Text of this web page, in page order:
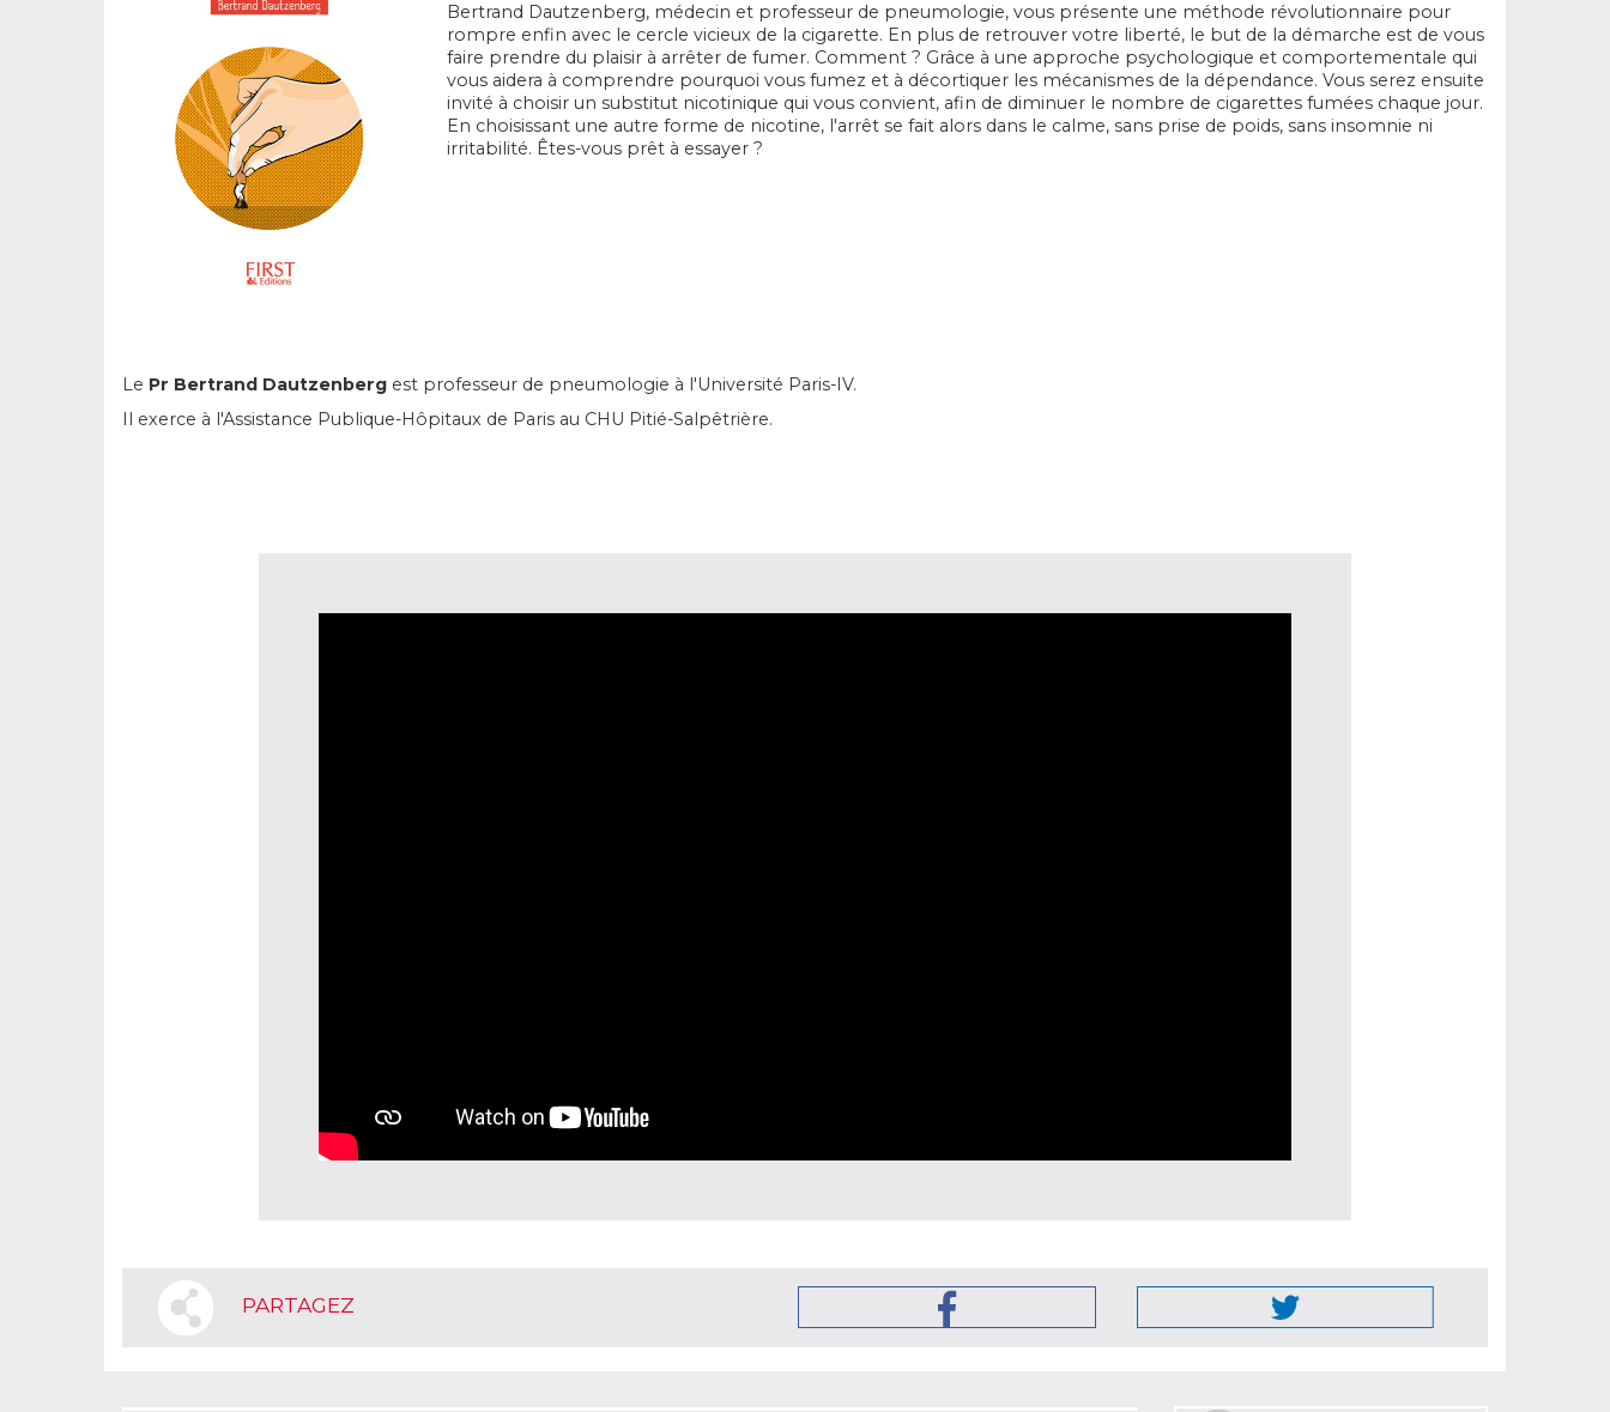
Bertrand Dautzenberg, médecin et professeur de pneumologie, vous présente une méthode révolutionnaire pour
rompre enfin avec le cercle vicieux de la cigarette. En plus de retrouver votre liberté, le but de la démarche est de vous
faire prendre du plaisir à arrêter de fumer. Comment ? Grâce à une approche psychologique et comportementale qui
vous aidera à comprendre pourquoi vous fumez et à décortiquer les mécanismes de la dépendance. Vous serez ensuite
invité à choisir un substitut nicotinique qui vous convient, afin de diminuer le nombre de cigarettes fumées chaque jour.
En choisissant une autre forme de nicotine, l'arrêt se fait alors dans le calme, sans prise de poids, sans insomnie ni
irritabilité. Êtes-vous prêt à essayer ?
Le Pr Bertrand Dautzenberg est professeur de pneumologie à l'Université Paris-IV.
Il exerce à l'Assistance Publique-Hôpitaux de Paris au CHU Pitié-Salpêtrière.
PARTAGEZ